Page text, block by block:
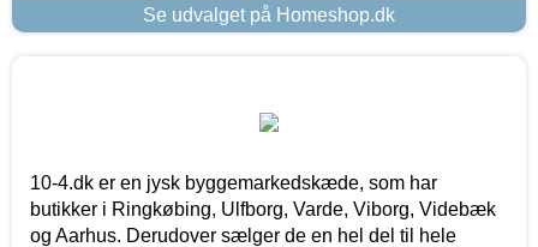
Se udvalget på Homeshop.dk
10-4.dk er en jysk byggemarkedskæde, som har
butikker i Ringkøbing, Ulfborg, Varde, Viborg, Videbæk
og Aarhus. Derudover sælger de en hel del til hele